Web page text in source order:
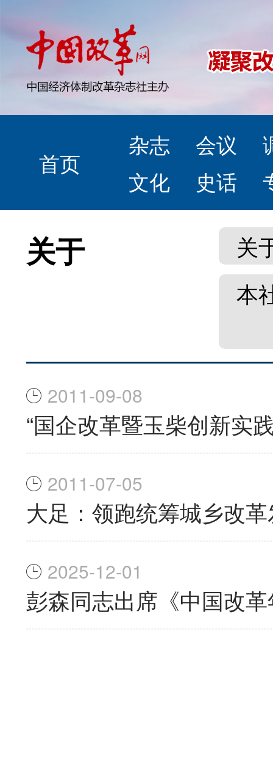
首页
杂志 会议
文化
史话
关于
关
本
2011-09-08
“国企改革暨玉柴创新实
2011-07-05
大足：领跑统筹城乡改
2025-12-01
彭森同志出席《中国改